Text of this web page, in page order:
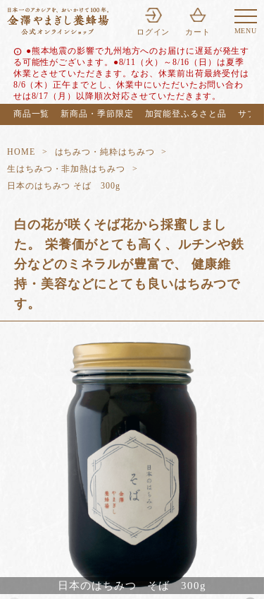
MENU
ログイン カート
info ●熊本地震の影響で九州地方へのお届けに遅延が発生す
る可能性がございます。●8/11（火）～8/16（日）は夏季
休業とさせていただきます。なお、休業前出荷最終受付は
8/6（木）正午までとし、休業中にいただいたお問い合わ
せは8/17（月）以降順次対応させていただきます。
商品一覧
新商品・季節限定 加賀能登ふるさと品 サブ
HOME
はちみつ・純粋はちみつ
生はちみつ・非加熱はちみつ
日本のはちみつ そば 300g
白の花が咲くそば花から採蜜しまし
た。 栄養価がとても高く、ルチンや鉄
分などのミネラルが豊富で、 健康維
持・美容などにとても良いはちみつで
す。
日本のはちみつ そば 300g